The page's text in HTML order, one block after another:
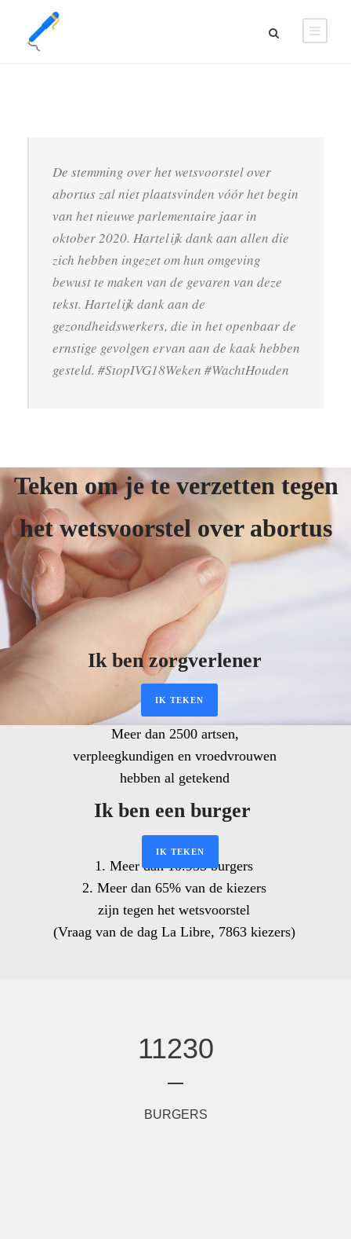
De stemming over het wetsvoorstel over
abortus zal niet plaatsvinden vóór het begin
van het nieuwe parlementaire jaar in
oktober 2020. Hartelijk dank aan allen die
zich hebben ingezet om hun omgeving
bewust te maken van de gevaren van deze
tekst. Hartelijk dank aan de
gezondheidswerkers, die in het openbaar de
ernstige gevolgen ervan aan de kaak hebben
gesteld. #StopIVG18Weken #WachtHouden
11230
BURGERS